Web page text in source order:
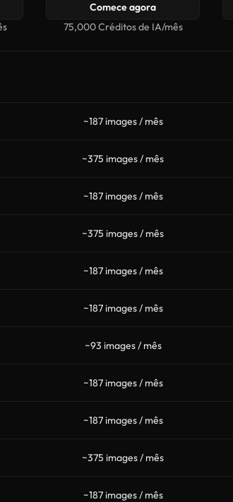
Comece agora
75,000 Créditos de IA/mês
~187 images / mês
~375 images / mês
~187 images / mês
~375 images / mês
~187 images / mês
~187 images / mês
~93 images / mês
~187 images / mês
~187 images / mês
~375 images / mês
~187 images / mês